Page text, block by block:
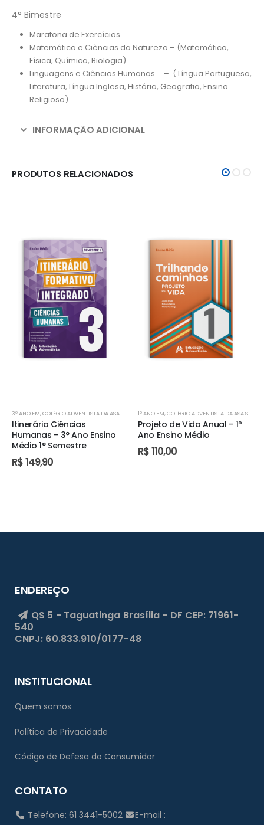
4° Bimestre
Maratona de Exercícios
Matemática e Ciências da Natureza – (Matemática,
Física, Química, Biologia)
Linguagens e Ciências Humanas – ( Língua Portuguesa,
Literatura, Língua Inglesa, História, Geografia, Ensino
Religioso)
INFORMAÇÃO ADICIONAL
PRODUTOS RELACIONADOS
3º ANO EM,COLÉGIO ADVENTISTA DA ASA SUL COLÉGIO ADVENTISTA DE PLANALTINA,COLÉGIO
Itinerário Ciências
Humanas - 3° Ano Ensino
Médio 1° Semestre
R$149,90
1º ANO EM,COLÉGIO ADVENTISTA DA ASA SUL
Projeto de Vida Anual - 1º
Ano Ensino Médio
R$110,00
ENDEREÇO
QS 5 - Taguatinga Brasília - DF CEP: 71961-
540
CNPJ: 60.833.910/0177-48
INSTITUCIONAL
Quem somos
Política de Privacidade
Código de Defesa do Consumidor
CONTATO
Telefone: 61 3441-5002
E-mail :